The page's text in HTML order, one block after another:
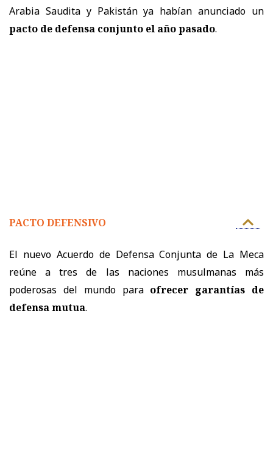
Arabia Saudita y Pakistán ya habían anunciado un
pacto de defensa conjunto el año pasado.
PACTO DEFENSIVO
El nuevo Acuerdo de Defensa Conjunta de La Meca
reúne a tres de las naciones musulmanas más
poderosas del mundo para ofrecer garantías de
defensa mutua.